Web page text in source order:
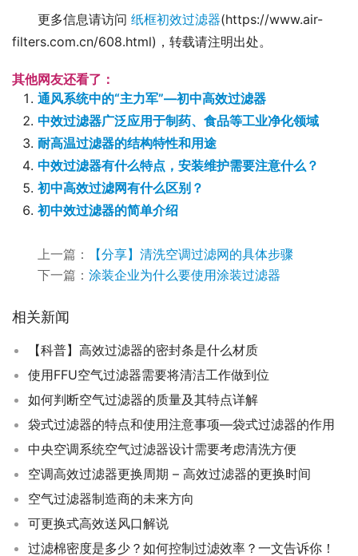
更多信息请访问 纸框初效过滤器(https://www.air-
filters.com.cn/608.html)，转载请注明出处。
其他网友还看了：
通风系统中的“主力军”—初中高效过滤器
中效过滤器广泛应用于制药、食品等工业净化领域
耐高温过滤器的结构特性和用途
中效过滤器有什么特点，安装维护需要注意什么？
初中高效过滤网有什么区别？
初中效过滤器的简单介绍
上一篇：
【分享】清洗空调过滤网的具体步骤
下一篇： 涂装企业为什么要使用涂装过滤器
相关新闻
【科普】高效过滤器的密封条是什么材质
使用FFU空气过滤器需要将清洁工作做到位
如何判断空气过滤器的质量及其特点详解
袋式过滤器的特点和使用注意事项—袋式过滤器的作用
中央空调系统空气过滤器设计需要考虑清洗方便
空调高效过滤器更换周期 – 高效过滤器的更换时间
空气过滤器制造商的未来方向
可更换式高效送风口解说
过滤棉密度是多少？如何控制过滤效率？一文告诉你！